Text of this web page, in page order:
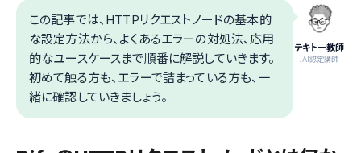
テキトー教師
.AI認定講師
この記事では、HTTPリクエストノードの基本的
な設定方法から、よくあるエラーの対処法、応用
的なユースケースまで順番に解説していきます。
初めて触る方も、エラーで詰まっている方も、一
緒に確認していきましょう。